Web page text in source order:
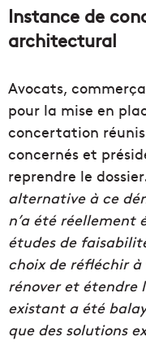
Instance de
architectural
Avocats,
pour la mise en
concertation
concernés et
reprendre le
alternative à ce
n’a été réellement
études de
choix de réfléchir à
rénover et étendre
existant a été
que des solutions